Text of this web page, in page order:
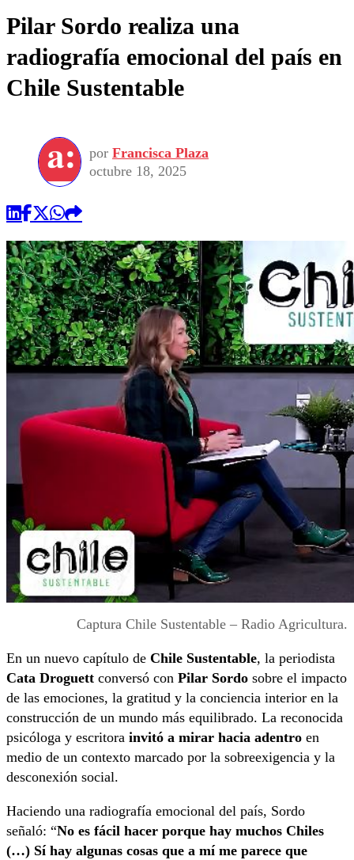
Pilar Sordo realiza una
radiografía emocional del país en
Chile Sustentable
por Francisca Plaza
octubre 18, 2025
Captura Chile Sustentable – Radio Agricultura.
En un nuevo capítulo de Chile Sustentable, la periodista
Cata Droguett conversó con Pilar Sordo sobre el impacto
de las emociones, la gratitud y la conciencia interior en la
construcción de un mundo más equilibrado. La reconocida
psicóloga y escritora invitó a mirar hacia adentro en
medio de un contexto marcado por la sobreexigencia y la
desconexión social.
Haciendo una radiografía emocional del país, Sordo
señaló: “No es fácil hacer porque hay muchos Chiles
(…) Sí hay algunas cosas que a mí me parece que